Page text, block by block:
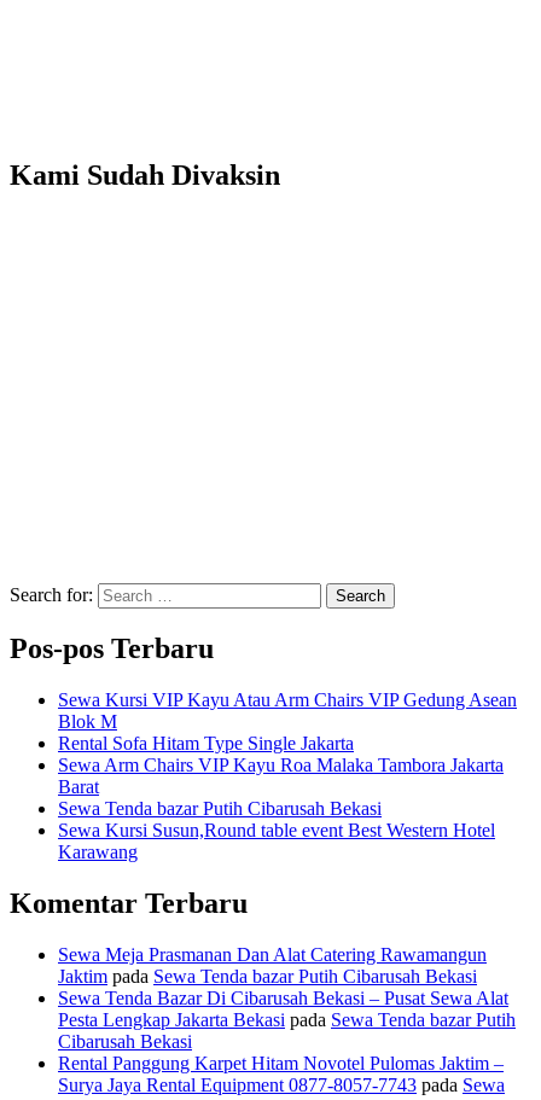
Kami Sudah Divaksin
Search for: Search
Pos-pos Terbaru
Sewa Kursi VIP Kayu Atau Arm Chairs VIP Gedung Asean
Blok M
Rental Sofa Hitam Type Single Jakarta
Sewa Arm Chairs VIP Kayu Roa Malaka Tambora Jakarta
Barat
Sewa Tenda bazar Putih Cibarusah Bekasi
Sewa Kursi Susun,Round table event Best Western Hotel
Karawang
Komentar Terbaru
Sewa Meja Prasmanan Dan Alat Catering Rawamangun
Jaktim pada Sewa Tenda bazar Putih Cibarusah Bekasi
Sewa Tenda Bazar Di Cibarusah Bekasi – Pusat Sewa Alat
Pesta Lengkap Jakarta Bekasi pada Sewa Tenda bazar Putih
Cibarusah Bekasi
Rental Panggung Karpet Hitam Novotel Pulomas Jaktim –
Surya Jaya Rental Equipment 0877-8057-7743 pada Sewa